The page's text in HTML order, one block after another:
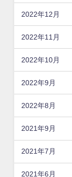
2022年12月
2022年11月
2022年10月
2022年9月
2022年8月
2021年9月
2021年7月
2021年6月